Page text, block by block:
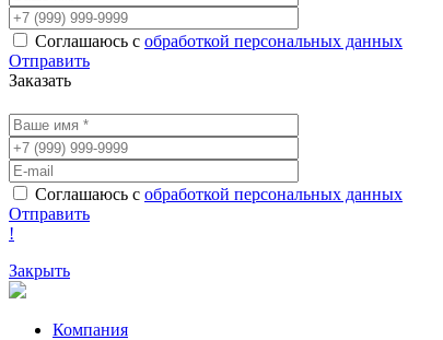
Соглашаюсь с обработкой персональных данных
Отправить
Заказать
Соглашаюсь с обработкой персональных данных
Отправить
!
Закрыть
Компания